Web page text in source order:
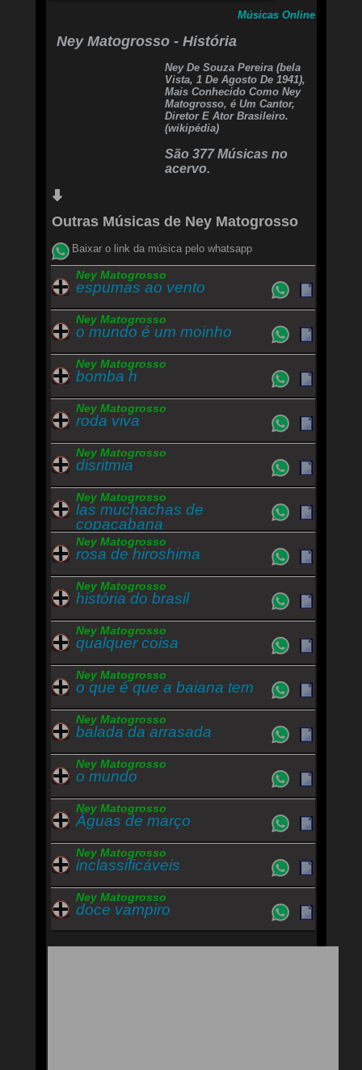
Músicas Online
Ney Matogrosso - História
Ney De Souza Pereira (bela
Vista, 1 De Agosto De 1941),
Mais Conhecido Como Ney
Matogrosso, é Um Cantor,
Diretor E Ator Brasileiro.
(wikipédia)
São 377 Músicas no
acervo.
Outras Músicas de Ney Matogrosso
Baixar o link da música pelo whatsapp
Ney Matogrosso
espumas ao vento
Ney Matogrosso
o mundo é um moinho
Ney Matogrosso
bomba h
Ney Matogrosso
roda viva
Ney Matogrosso
disritmia
Ney Matogrosso
las muchachas de
copacabana
Ney Matogrosso
rosa de hiroshima
Ney Matogrosso
história do brasil
Ney Matogrosso
qualquer coisa
Ney Matogrosso
o que é que a baiana tem
Ney Matogrosso
balada da arrasada
Ney Matogrosso
o mundo
Ney Matogrosso
Águas de março
Ney Matogrosso
inclassificáveis
Ney Matogrosso
doce vampiro